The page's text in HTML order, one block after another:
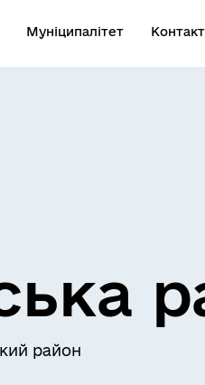
Муніципалітет
район